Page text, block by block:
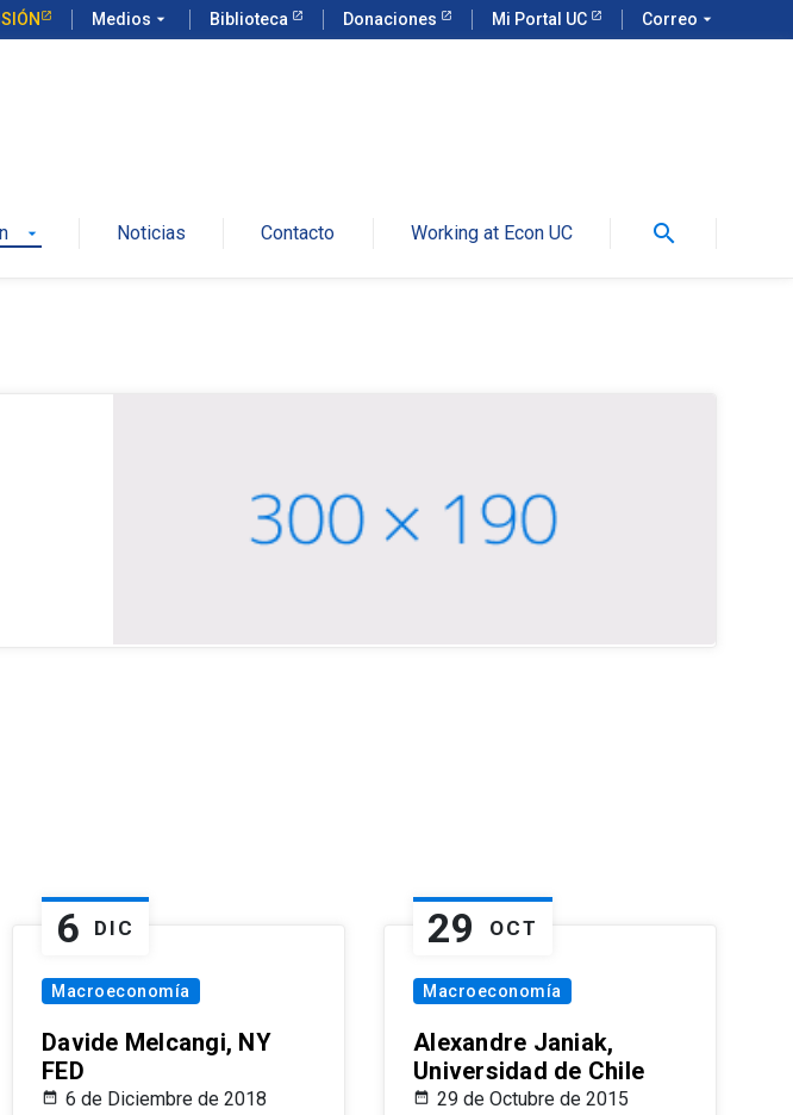
Medios arrow_drop_down Biblioteca Donaciones Mi Portal UC Correo arrow_drop_down
arrow_drop_down Noticias Contacto Working at Econ UC search
6 DIC
Macroeconomía
Davide Melcangi, NY
FED
6 de Diciembre de 2018
29 OCT
Macroeconomía
Alexandre Janiak,
Universidad de Chile
29 de Octubre de 2015